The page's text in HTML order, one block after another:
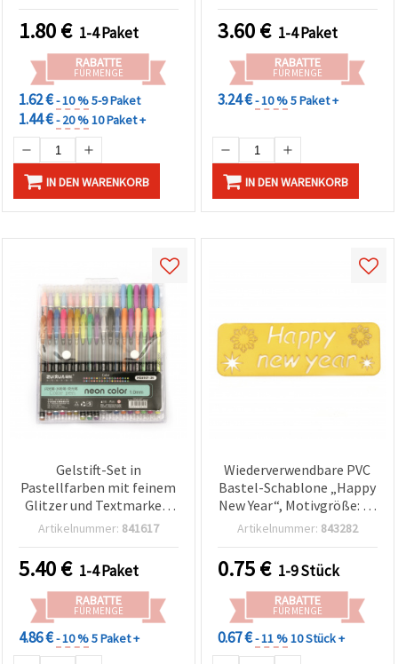
1.80€ 1-4 Paket
RABATTE
FÜR MENGE
1.62 €- 10 %5-9 Paket
1.44 €- 20 %10 Paket +
IN DEN WARENKORB
3.60€ 1-4 Paket
RABATTE
FÜR MENGE
3.24 €- 10 %5 Paket +
IN DEN WARENKORB
Gelstift-Set in
Pastellfarben mit feinem
Glitzer und Textmarker-
Farben, 1,0 mm – 36
Artikelnummer: 841617
5.40€ 1-4 Paket
RABATTE
FÜR MENGE
4.86 €- 10 %5 Paket +
Wiederverwendbare PVC
Bastel-Schablone „Happy
New Year“, Motivgröße: 14
x 4,5 cm
Artikelnummer: 843282
0.75€ 1-9 Stück
RABATTE
FÜR MENGE
0.67 €- 11 %10 Stück +